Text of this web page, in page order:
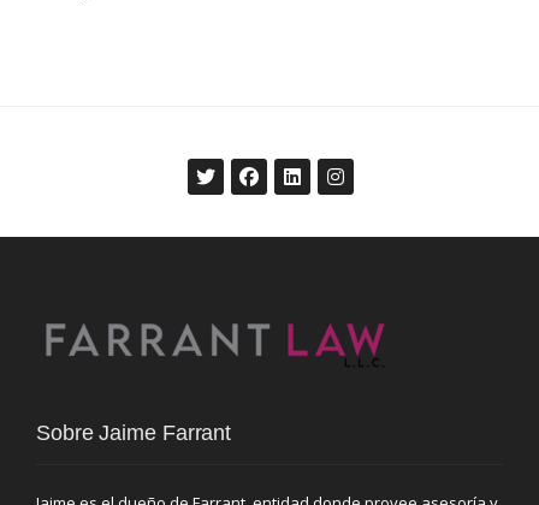
Sobre Jaime Farrant